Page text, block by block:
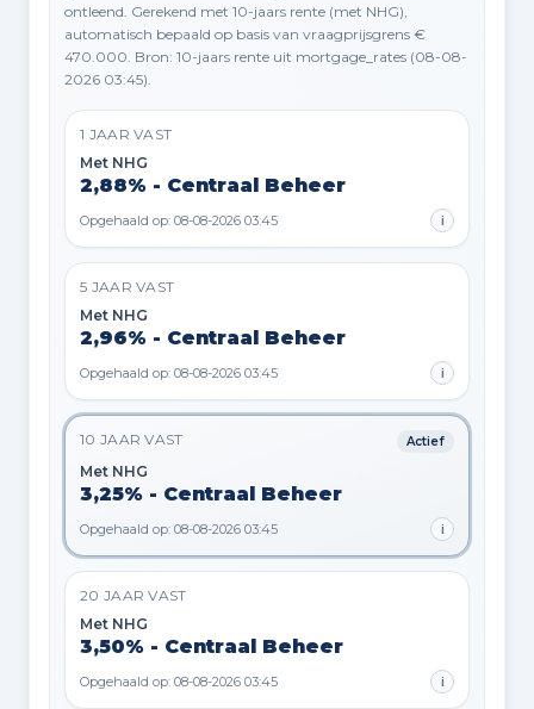
ontleend. Gerekend met 10-jaars rente (met NHG),
automatisch bepaald op basis van vraagprijsgrens €
470.000. Bron: 10-jaars rente uit mortgage_rates (08-08-
2026 03:45).
1 JAAR VAST
Met NHG
2,88% - Centraal Beheer
Opgehaald op: 08-08-2026 03:45 i
5 JAAR VAST
Met NHG
2,96% - Centraal Beheer
Opgehaald op: 08-08-2026 03:45 i
10 JAAR VAST Actief
Met NHG
3,25% - Centraal Beheer
Opgehaald op: 08-08-2026 03:45 i
20 JAAR VAST
Met NHG
3,50% - Centraal Beheer
Opgehaald op: 08-08-2026 03:45 i